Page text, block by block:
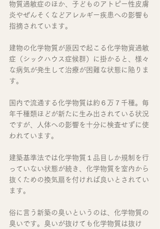
物質過敏症のほか、子どものアトピー性皮膚
炎やぜんそくなどアレルギー疾患への影響も
指摘されています。
建物の化学物質が原因で起こる化学物資過敏
症（シックハウス症候群）に掛かると、様々
な病気が発生して治療が困難な状態に陥りま
す。
国内で流通する化学物質は約６万７千種。毎
年千種類ほどが新たに生み出されている状況
ですが、人体への影響を十分に検査せずに使
われています。
建築基準法では化学物質１品目しか規制を行
っていない状態が続き、化学物質を室内から
抜くための換気扇を付ければ良いとされてい
ます。
俗に言う新築の臭いというのは、化学物質の
臭いです。臭いが抜けても化学物質は抜け